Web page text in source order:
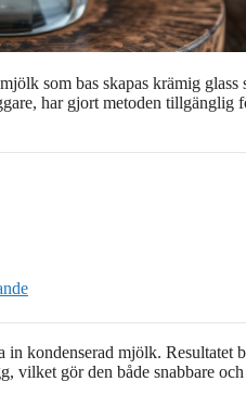
som bas skapas krämig
har gjort metoden tillgänglig
kondenserad mjölk. Resultatet
vilket gör den både snabbare